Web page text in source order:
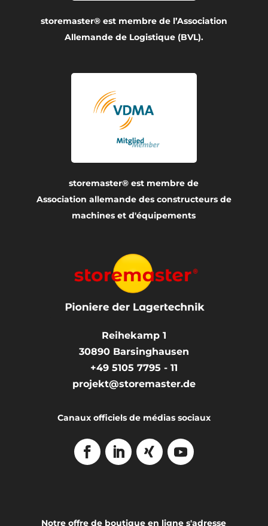
storemaster® est membre de l’Association
Allemande de Logistique (BVL).
storemaster® est membre de
Association allemande des constructeurs de
machines et d'équipements
Reihekamp 1
30890 Barsinghausen
+49 5105 7795 - 11
projekt@storemaster.de
Canaux officiels de médias sociaux
Notre offre de boutique en ligne s'adresse